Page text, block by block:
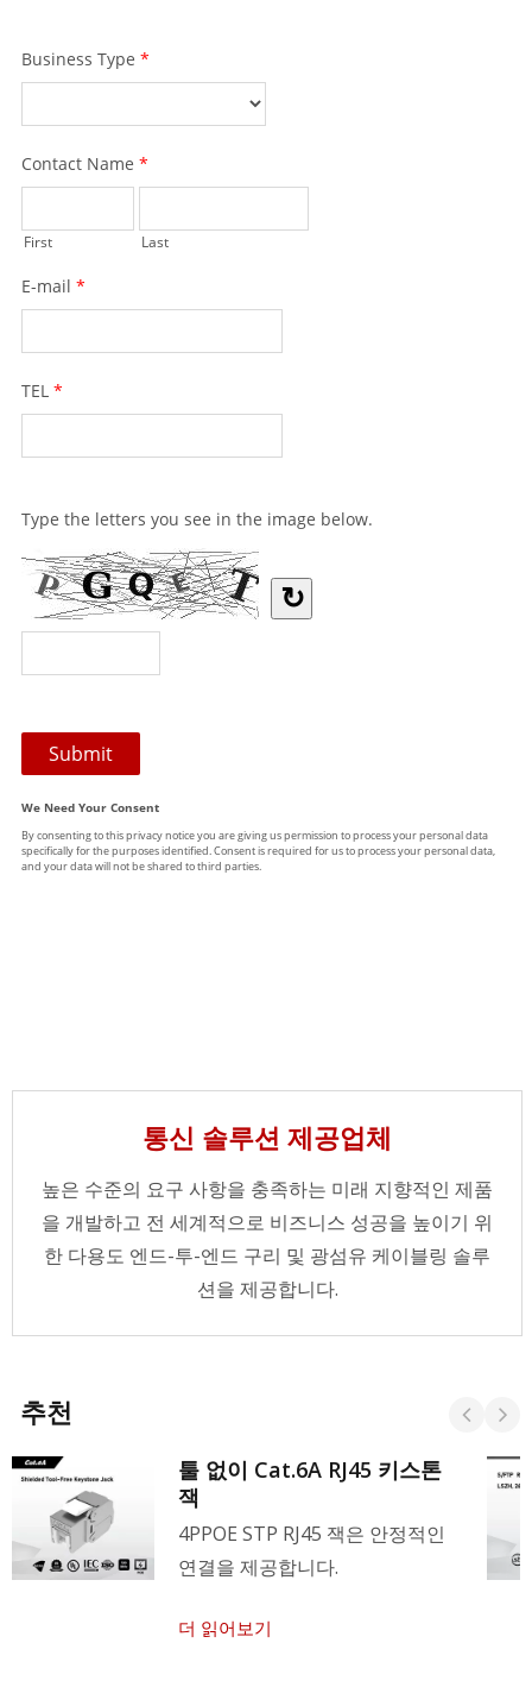
통신 솔루션 제공업체
높은 수준의 요구 사항을 충족하는 미래 지향적인 제품
을 개발하고 전 세계적으로 비즈니스 성공을 높이기 위
한 다용도 엔드-투-엔드 구리 및 광섬유 케이블링 솔루
션을 제공합니다.
추천
툴 없이 Cat.6A RJ45 키스톤
잭
4PPOE STP RJ45 잭은 안정적인
연결을 제공합니다.
더 읽어보기